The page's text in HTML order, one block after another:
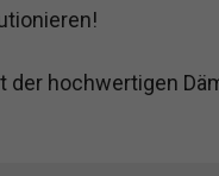
der hochwertigen